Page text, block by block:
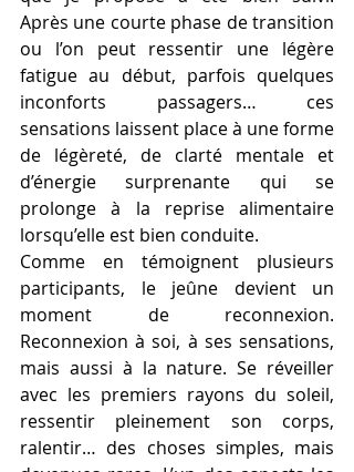
Après une courte phase de transition
ou l’on peut ressentir une légère
fatigue au début, parfois quelques
inconforts passagers… ces
sensations laissent place à une forme
de légèreté, de clarté mentale et
d’énergie surprenante qui se
prolonge à la reprise alimentaire
lorsqu’elle est bien conduite.
Comme en témoignent plusieurs
participants, le jeûne devient un
moment de reconnexion.
Reconnexion à soi, à ses sensations,
mais aussi à la nature. Se réveiller
avec les premiers rayons du soleil,
ressentir pleinement son corps,
ralentir… des choses simples, mais